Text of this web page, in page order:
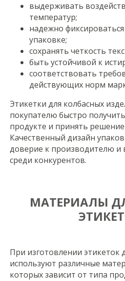
выдерживать
температур;
надежно
упаковке;
сохранять четкость
быть устойчивой к
соответствовать
действующих норм
Этикетки для колбасных
покупателю быстро
продукте и принять
Качественный дизайн
доверие к производителю и
среди конкурентов.
МАТЕРИАЛЫ
При изготовлении этикеток
используют различные
которых зависит от типа